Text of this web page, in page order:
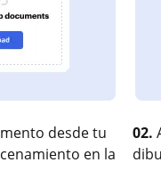
desde tu
en la
02.